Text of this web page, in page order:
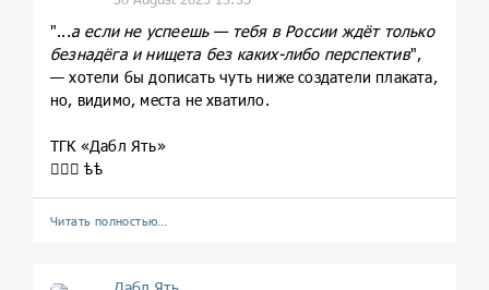
"...а если не успеешь — тебя в России ждёт только
безнадёга и нищета без каких-либо перспектив",
— хотели бы дописать чуть ниже создатели плаката,
но, видимо, места не хватило.
ТГК «Дабл Ять»
💁🏼‍♀️ ѣѣ
Читать полностью…